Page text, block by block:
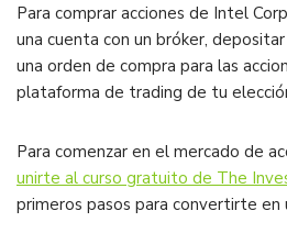
Para comprar acciones de Intel
una cuenta con un bróker,
una orden de compra para las
plataforma de trading de tu
Para comenzar en el mercado de
unirte al curso gratuito de The
primeros pasos para convertirte en